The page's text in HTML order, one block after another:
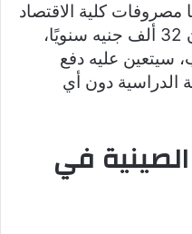
جنيه. أما مصروفات كلية الاقتصاد
والتجارة الدولية فسوف تكون 32 ألف جنيه سنويًا،
عليه دفع
الدراسية دون أي
في